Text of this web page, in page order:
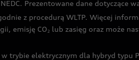
Prezentowane dane dotyczące
z procedurą WLTP. Więcej
emisję CO2 lub zasięg oraz może
trybie elektrycznym dla hybryd